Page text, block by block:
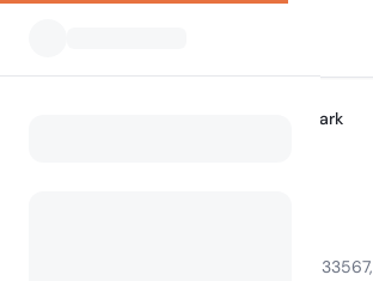
Edward Medard Park
6140 Turkey Creek Rd., Plant City, FL 33567,